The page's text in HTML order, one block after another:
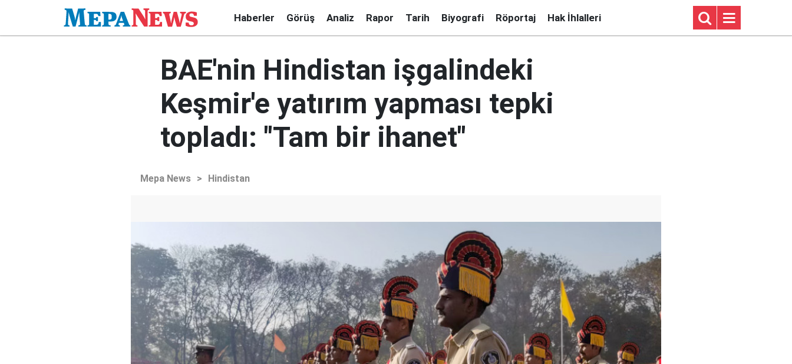
Haberler Görüş Analiz Rapor Tarih Biyografi Röportaj Hak İhlalleri
BAE'nin Hindistan işgalindeki
Keşmir'e yatırım yapması tepki
topladı: "Tam bir ihanet"
Mepa News > Hindistan